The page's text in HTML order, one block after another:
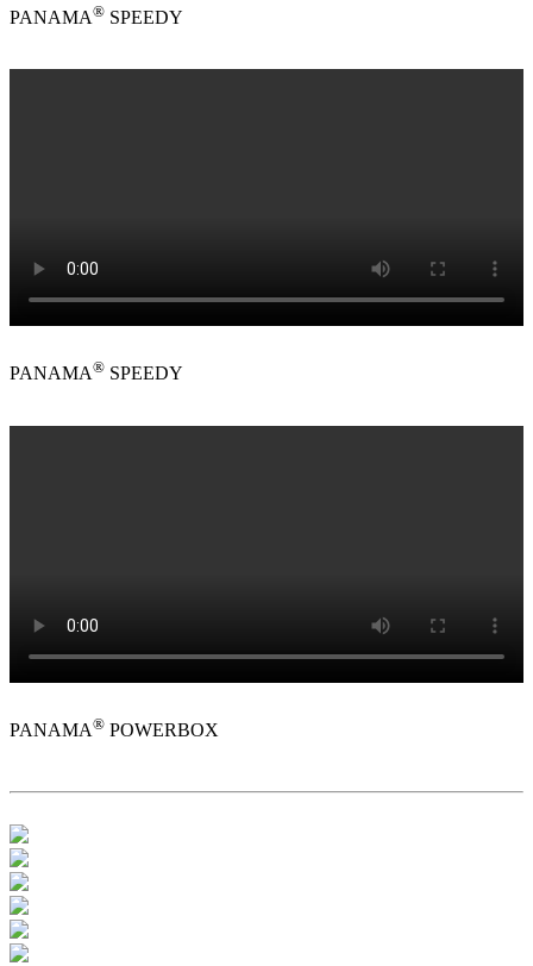
PANAMA® SPEEDY
PANAMA® SPEEDY
PANAMA® POWERBOX